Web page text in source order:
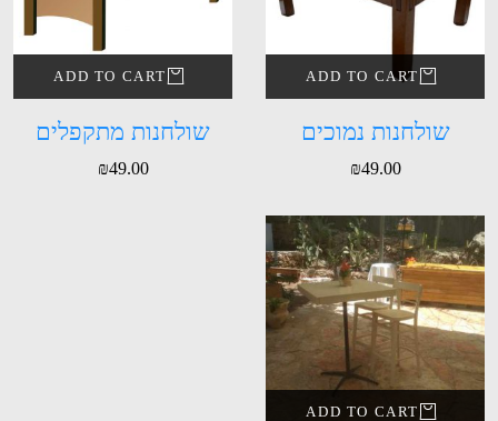
ADD TO CART
שולחנות נמוכים
₪49.00
ADD TO CART
שולחנות מתקפלים
₪49.00
ADD TO CART